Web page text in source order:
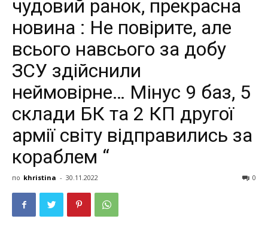
чудовий ранок, прекрасна
новина : Не повірите, але
всього навсього за добу
ЗСУ здійснили
неймовірне… Мінус 9 баз, 5
склади БК та 2 КП другої
армії світу відправились за
кораблем “
по khristina - 30.11.2022 0